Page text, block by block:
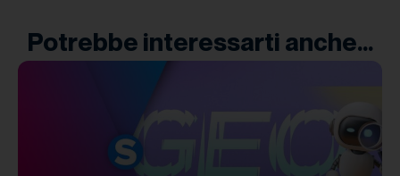
Potrebbe interessarti anche...